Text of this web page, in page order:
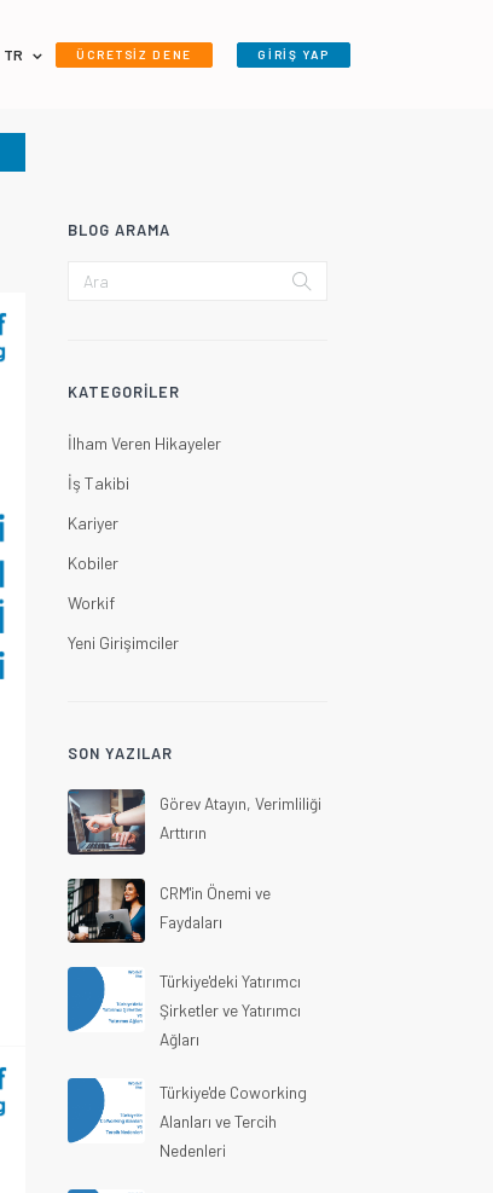
TR ÜCRETSİZ DENE GİRİŞ YAP
BLOG ARAMA
KATEGORILER
İlham Veren Hikayeler
İş Takibi
Kariyer
Kobiler
Workif
Yeni Girişimciler
SON YAZILAR
Görev Atayın, Verimliliği
Arttırın
CRM'in Önemi ve
Faydaları
Türkiye'deki Yatırımcı
Şirketler ve Yatırımcı
Ağları
Türkiye'de Coworking
Alanları ve Tercih
Nedenleri